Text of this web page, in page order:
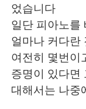
었습니다
일단 피아노를
얼마나 커다란
여전히 몇번이
증명이 있다면
대해서는 나중